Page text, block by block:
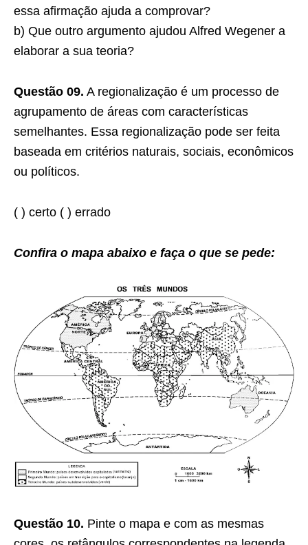
essa afirmação ajuda a comprovar?
b) Que outro argumento ajudou Alfred Wegener a
elaborar a sua teoria?
Questão 09. A regionalização é um processo de
agrupamento de áreas com características
semelhantes. Essa regionalização pode ser feita
baseada em critérios naturais, sociais, econômicos
ou políticos.
( ) certo ( ) errado
Confira o mapa abaixo e faça o que se pede:
Questão 10. Pinte o mapa e com as mesmas